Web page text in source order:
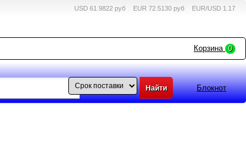
USD 61.9822 руб EUR 72.5130 руб EUR/USD 1.17
Корзина 0
Блокнот